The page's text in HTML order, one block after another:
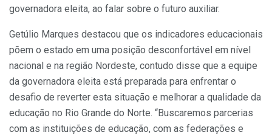
governadora eleita, ao falar sobre o futuro auxiliar.
Getúlio Marques destacou que os indicadores educacionais
põem o estado em uma posição desconfortável em nível
nacional e na região Nordeste, contudo disse que a equipe
da governadora eleita está preparada para enfrentar o
desafio de reverter esta situação e melhorar a qualidade da
educação no Rio Grande do Norte. “Buscaremos parcerias
com as instituições de educação, com as federações e